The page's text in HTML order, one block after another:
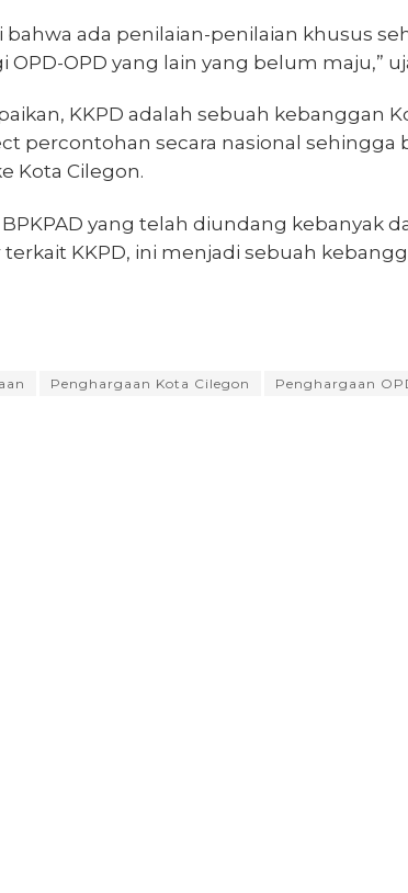
bahwa ada penilaian-penilaian khusus
OPD-OPD yang lain yang belum maju,”
KKPD adalah sebuah kebanggan
percontohan secara nasional sehingga
Kota Cilegon.
yang telah diundang kebanyak
KKPD, ini menjadi sebuah
Penghargaan Kota Cilegon Penghargaan